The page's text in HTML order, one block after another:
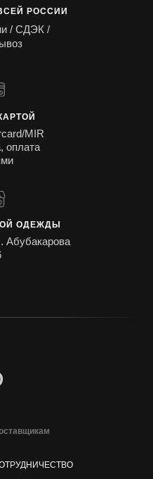
MIR
оплата
РОССИИ
/ СДЭК /
ОДЕЖДЫ
Абубакарова